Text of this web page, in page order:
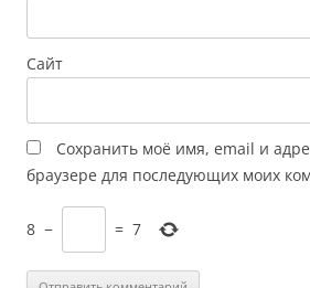
Сайт
Сохранить моё имя, email и
браузере для последующих моих
8 − = 7